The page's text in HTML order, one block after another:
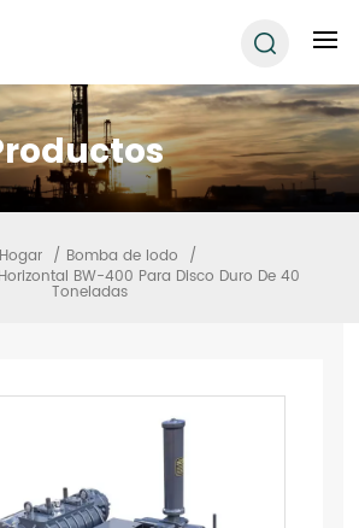
Hogar / Bomba de lodo /
BW-400 Para Disco Duro De 40
Toneladas